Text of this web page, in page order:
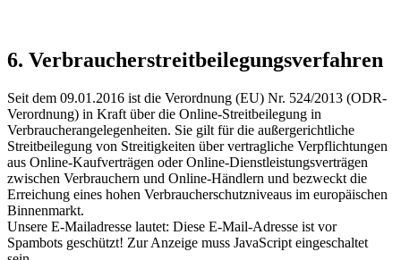
6. Verbraucherstreitbeilegungsverfahren
Seit dem 09.01.2016 ist die Verordnung (EU) Nr. 524/2013 (ODR-
Verordnung) in Kraft über die Online-Streitbeilegung in
Verbraucherangelegenheiten. Sie gilt für die außergerichtliche
Streitbeilegung von Streitigkeiten über vertragliche Verpflichtungen
aus Online-Kaufverträgen oder Online-Dienstleistungsverträgen
zwischen Verbrauchern und Online-Händlern und bezweckt die
Erreichung eines hohen Verbraucherschutzniveaus im europäischen
Binnenmarkt.
Unsere E-Mailadresse lautet: Diese E-Mail-Adresse ist vor
Spambots geschützt! Zur Anzeige muss JavaScript eingeschaltet